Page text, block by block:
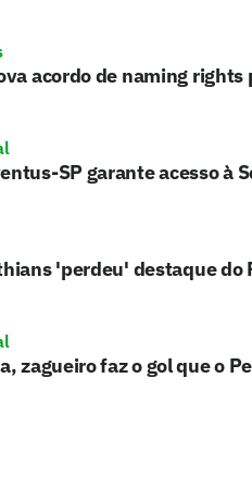
acordo de naming rights
SP garante acesso à
'perdeu' destaque do
zagueiro faz o gol que o